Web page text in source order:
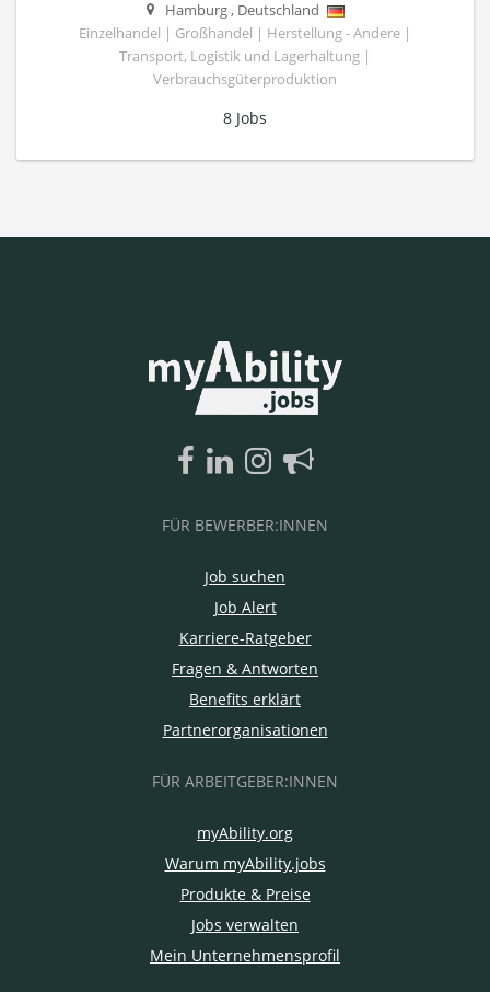
Hamburg, Deutschland
Einzelhandel | Großhandel | Herstellung - Andere |
Transport, Logistik und Lagerhaltung |
Verbrauchsgüterproduktion
8 Jobs
FÜR BEWERBER:INNEN
Job suchen
Job Alert
Karriere-Ratgeber
Fragen & Antworten
Benefits erklärt
Partnerorganisationen
FÜR ARBEITGEBER:INNEN
myAbility.org
Warum myAbility.jobs
Produkte & Preise
Jobs verwalten
Mein Unternehmensprofil